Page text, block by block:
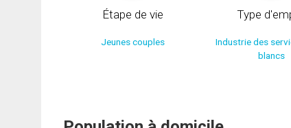
Étape de vie
Jeunes couples
Type
Industrie des
blancs